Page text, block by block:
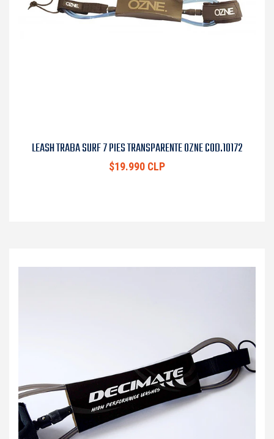
LEASH TRABA SURF 7 PIES TRANSPARENTE OZNE COD.10172
$19.990 CLP